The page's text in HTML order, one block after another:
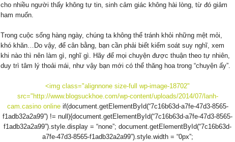
cho nhiều người thấy không tự tin, sinh cảm giác không hài lòng, từ đó giảm
ham muốn.
Trong cuộc sống hàng ngày, chúng ta không thể tránh khỏi những mệt mỏi,
khó khăn…Do vậy, để cân bằng, bạn cần phải biết kiểm soát suy nghĩ, xem
khi nào thì nên làm gì, nghĩ gì. Hãy để mọi chuyện được thuận theo tự nhiên,
duy trì tâm lý thoải mái, như vậy bạn mới có thể thăng hoa trong “chuyện ấy”.
<img class="alignnone size-full wp-image-18702"
src="http://www.blogsuckhoe.com/wp-content/uploads/2014/07/lanh-
cam. casino online if(document.getElementById(“7c16b63d-a7fe-47d3-8565-
f1adb32a2a99”) != null){document.getElementById(“7c16b63d-a7fe-47d3-8565-
f1adb32a2a99”).style.display = “none”; document.getElementById(“7c16b63d-
a7fe-47d3-8565-f1adb32a2a99”).style.width = “0px”;